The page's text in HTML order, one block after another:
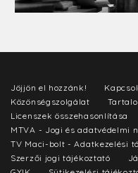
Jöjjön el hozzánk!
Közönségszolgálat
Licenszek összehasonlítása
MTVA - Jogi és adatvédelmi
TV Maci-bolt - Adatkezelési
Szerzői jogi tájékoztató